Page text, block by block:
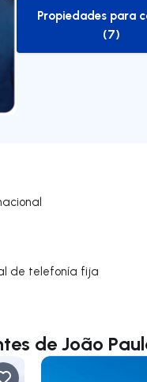
to-
Propiedades para
(7)
de telefonía fija
de João